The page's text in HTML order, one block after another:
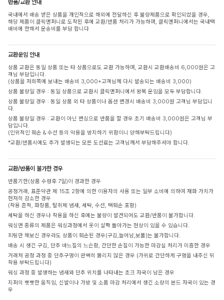
반품/교환 안내
국내에서 배송 받은 상품을 개인적으로 해외에 전달하신 후 불량제품으로 확인되었을 경우,
해당 제품이 클릭앤퍼니로 도착된 후에 교환/반품 처리가 가능하며, 클릭앤퍼니에서는 국내택
배비에 한해서 운송비를 부담 합니다
교환운임 안내
상품 교환은 동일 상품 또는 타 상품으로도 교환 가능하며, 교환시 교환배송비 6,000원은 고
객님 부담입니다.
(상품을 저희쪽에 보내는 배송비 3,000+고객님께 다시 발송되는 배송비 3,000)
상품 불량일 경우 : 동일 상품으로 교환시 클릭앤퍼니에서 왕복 운임을 모두 부담합니다.
상품 불량일 경우 : 동일 상품 외 타 상품이나 옵션 변경시 배송비 3,000원 고객님 부담입니
다.
상품 불량일 경우 : 교환이 아닌 변심으로 반품을 할 경우 초기 배송비 3,000원은 고객님 부
담입니다.
(인위적인 훼손 & 수선 등의 악용을 방지하기 위함이니 양해부탁드립니다)
*교환/반품시에도 추가 발생되는 모든 도선료는 고객님께서 부담해주셔야 합니다.
교환/반품이 불가한 경우
반품기한(상품 수령후 7일)이 경과한 경우
공정거래, 표준약관 제 15조 2항에 의한 이용자의 사용 또는 일부 소비에 의하여 재화 가치가
현저히 감소한 경우
(착용 흔적, 화장품, 탈취제 냄새, 세탁, 수선, 택훼손 포함)
세탁을 하신 경우나 착용을 하신 후에는 불량이 발견되어도 교환/반품이 불가합니다.
워싱면 종류의 제품은 워싱과정에서 옷이 살짝 돌아가는 현상이 있을 수 있습니다.
피팅만 해보신 경우라도 상품이 훼손된 경우(구김,늘어남,보풀)는 불가합니다.
배송 시 생긴 구김, 단추 바느질의 느슨함, 간단한 손질이 가능한 마감실 처리가 미흡한 경우
거래처 공정 과정 중 단추구멍이 완벽히 뚫리지 않은 경우 (가위로 간단하게 구멍을 내주신 뒤
착용 부탁드립니다)
워싱 과정 중 발생하는 냄새와 단추 위치를 나타내는 초크 자국이 남은 경우
지퍼의 뻣뻣한 움직임, 신발이나 가방 및 소품 마감 처리에서 생긴 소량의 본드 자국이 있는 경
우